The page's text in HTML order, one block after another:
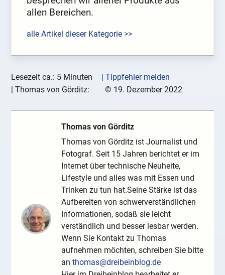
allen Bereichen.
alle Artikel dieser Kategorie >>
Lesezeit ca.: 5 Minuten
| Tippfehler melden
|Thomas von Görditz: © 19. Dezember 2022
Thomas von Görditz
Thomas von Görditz ist Journalist und
Fotograf. Seit 15 Jahren berichtet er im
Internet über technische Neuheite,
Lifestyle und alles was mit Essen und
Trinken zu tun hat.Seine Stärke ist das
Aufbereiten von schwerverständlichen
Informationen, sodaß sie leicht
verständlich und besser lesbar werden.
Wenn Sie Kontakt zu Thomas
aufnehmen möchten, schreiben Sie bitte
anthomas@dreibeinblog.de